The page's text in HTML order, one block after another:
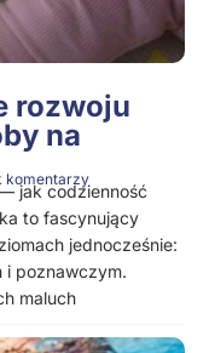
rozwoju
na
komentarzy
jak codzienność
to fascynujący
jednocześnie:
i poznawczym.
maluch